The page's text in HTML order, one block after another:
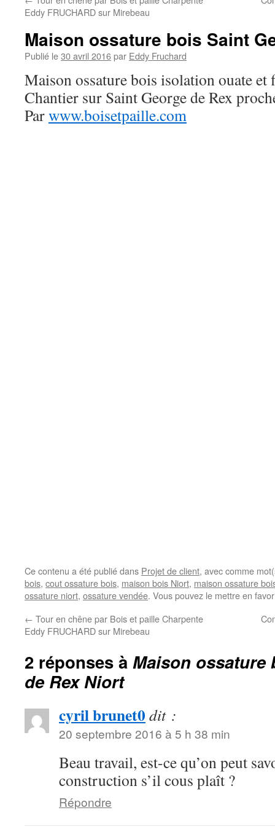
Eddy FRUCHARD sur Mirebeau
Maison ossature bois Saint
Publié le30 avril 2016par Eddy Fruchard
Maison ossature bois isolation ouate et
Chantier sur Saint George de Rex
Parwww.boisetpaille.com
Ce contenu a été publié dans Projet de client, avec comme
bois, cout ossature bois, maison bois Niort, maison ossature
ossature niort, ossature vendée. Vous pouvez le mettre en
← Tour en chêne par Bois et paille Charpente
Eddy FRUCHARD sur Mirebeau
2 réponses à Maison ossature
de Rex Niort
cyril brunet0dit :
20 septembre 2016 à 5 h 38 min
Beau travail, est-ce qu’on peut
construction s’il cous plaît ?
Répondre